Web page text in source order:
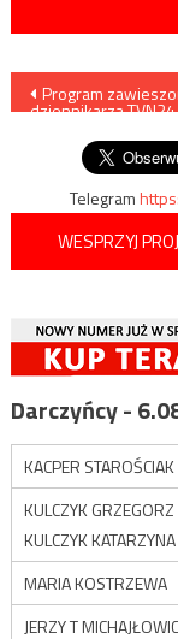
Nawigacja
wpisu
Program
dziennikarza
Telegram
WESPRZYJ
Darczyńcy -
KACPER STAROŚCIAK
KULCZYK
KULCZYK KATARZYNA
MARIA KOSTRZEWA
JERZY T